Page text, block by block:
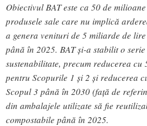
Obiectivul BAT este ca 50 de
produsele sale care nu implică
a genera venituri de 5 miliarde de
până în 2025. BAT și-a stabilit o
sustenabilitate, precum reducerea
pentru Scopurile 1 și 2 și reducerea
Scopul 3 până în 2030 (față de
din ambalajele utilizate să fie
compostabile până în 2025.